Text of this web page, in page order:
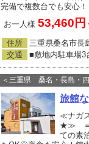
完備で複数台でも安心！
お一人様 53,460円
住所
三重県桑名市長
交通
■敷地内駐車場3
＜三重県 桑名・長島・
旅館
≪ナガ
★≫ ＝
ての素